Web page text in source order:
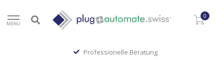
MENU
0
Professionelle Beratung